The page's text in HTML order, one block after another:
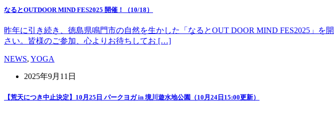
なるとOUTDOOR MIND FES2025 開催！（10/18）
昨年に引き続き、徳島県鳴門市の自然を生かした「なるとOUT DOOR MIND FES2025」
さい。皆様のご参加、心よりお待ちしてお […]
NEWS, YOGA
2025年9月11日
【荒天につき中止決定】10月25日 パークヨガ in 境川遊水地公園（10月24日15:00更新）